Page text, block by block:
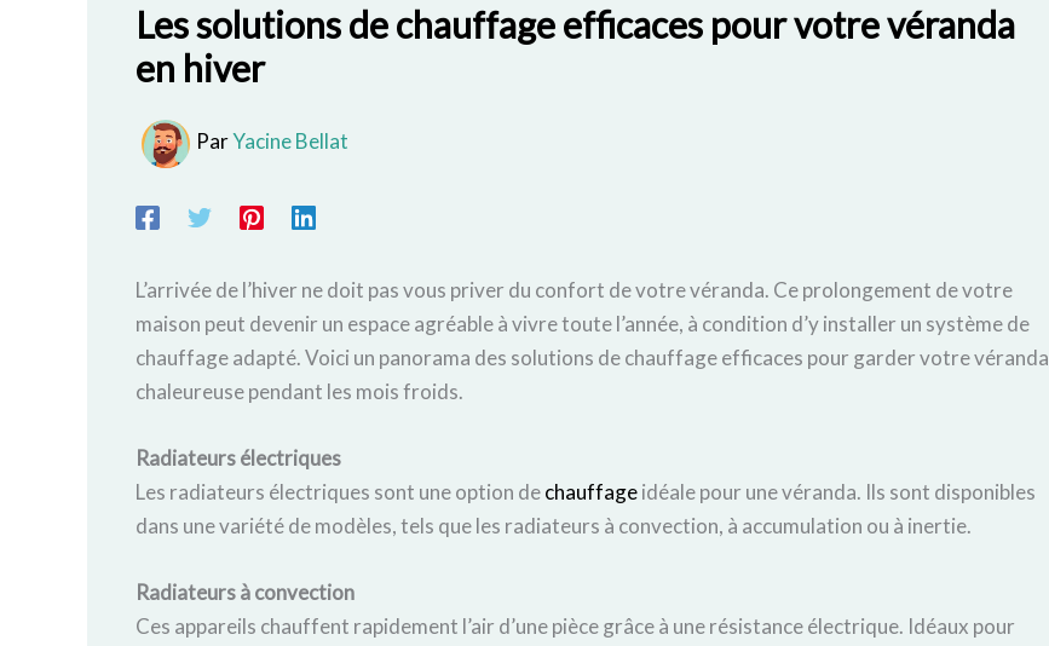
Les solutions de chauffage efficaces pour votre véranda
en hiver
ParYacine Bellat
L’arrivée de l’hiver ne doit pas vous priver du confort de votre véranda. Ce prolongement de votre
maison peut devenir un espace agréable à vivre toute l’année, à condition d’y installer un système de
chauffage adapté. Voici un panorama des solutions de chauffage efficaces pour garder votre véranda
chaleureuse pendant les mois froids.
Radiateurs électriques
Les radiateurs électriques sont une option dechauffageidéale pour une véranda. Ils sont disponibles
dans une variété de modèles, tels que les radiateurs à convection, à accumulation ou à inertie.
Radiateurs à convection
Ces appareils chauffent rapidement l’air d’une pièce grâce à une résistance électrique. Idéaux pour